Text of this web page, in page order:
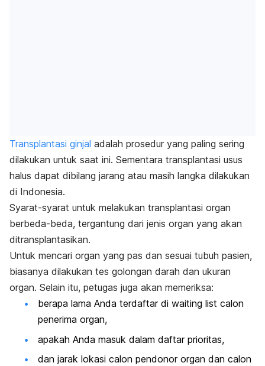
Transplantasi ginjal adalah prosedur yang paling sering
dilakukan untuk saat ini. Sementara transplantasi usus
halus dapat dibilang jarang atau masih langka dilakukan
di Indonesia.
Syarat-syarat untuk melakukan transplantasi organ
berbeda-beda, tergantung dari jenis organ yang akan
ditransplantasikan.
Untuk mencari organ yang pas dan sesuai tubuh pasien,
biasanya dilakukan tes golongan darah dan ukuran
organ. Selain itu, petugas juga akan memeriksa:
berapa lama Anda terdaftar di waiting list calon
penerima organ,
apakah Anda masuk dalam daftar prioritas,
dan jarak lokasi calon pendonor organ dan calon